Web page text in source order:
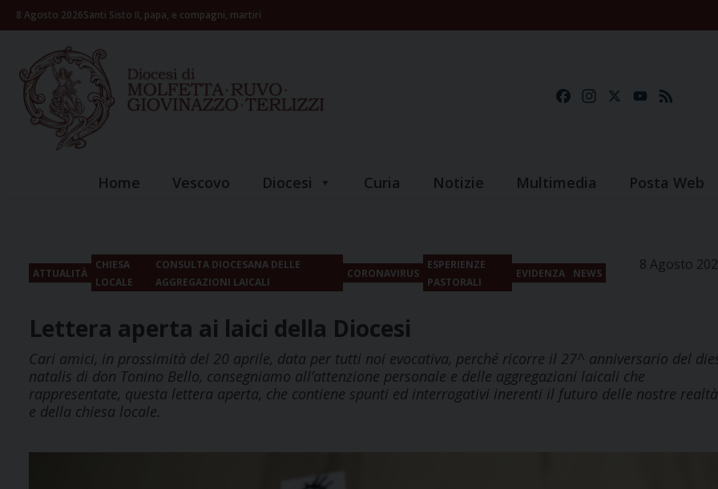
Skip8 Agosto 2026Santi Sisto II, papa, e compagni, martiri
FacebookInstagramYouTube
Home Vescovo Diocesi Curia Notizie Multimedia Posta Web
ATTUALITÀ
CHIESA
LOCALE
CONSULTA DIOCESANA DELLE
AGGREGAZIONI LAICALI
CORONAVIRUS
ESPERIENZE
PASTORALI
EVIDENZA NEWS
8 Agosto
Lettera aperta ai laici della Diocesi
Cari amici, in prossimità del 20 aprile, data per tutti noi evocativa, perché ricorre il 27^ anniversario del
natalis di don Tonino Bello, consegniamo all’attenzione personale e delle aggregazioni laicali che
rappresentate, questa lettera aperta, che contiene spunti ed interrogativi inerenti il futuro delle nostre realtà
e della chiesa locale.